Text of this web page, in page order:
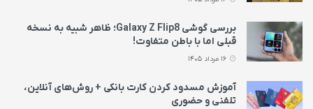
بررسی گوشی Galaxy Z Flip8؛ ظاهر شبیه به نسخه
قبلی اما با باطن متفاوت!
آموزش مسدود کردن کارت بانکی + روش‌های آنلاین،
تلفنی و حضوری